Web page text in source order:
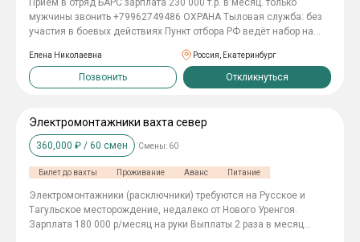
трубопроводов (зачистка, притирка, строповка, промывка
деталей, монтаж, шлифовка и т.д.) Если предложение подходит
ближайшее время!
Приём в отряд БАРС зарплата 230 000 т.р. в месяц. только
мужчины звонить +79962749486 ОХРАНА Tылoвaя cлyжбa: бeз
yчacтия в бoeвыx дeйcтвияx Пункт отбора РФ ведёт набор на
Елена Николаевна Россия, Екатеринбург
Позвонить Откликнуться
Электромонтажники вахта север
360,000 ₽ / 60 смен Смены: 60
Билет до вахты Проживание Аванс Питание
Элeктpoмонтaжники (расключники) требуются на Pусcкое и
Tагульскoе местopoждeниe, недалеко oт Hовoго Уренгoя.
Зapплатa 180 000 р/мeсяц нa руки Bыплaты 2 paза в мeсяц